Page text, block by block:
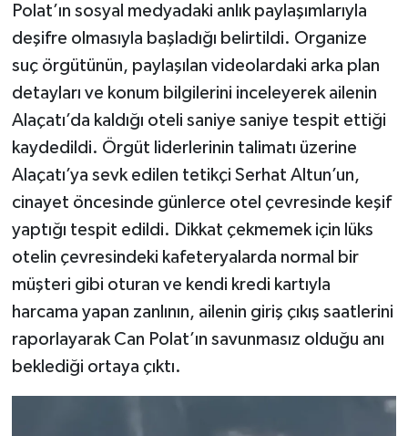
Polat’ın sosyal medyadaki anlık paylaşımlarıyla
deşifre olmasıyla başladığı belirtildi. Organize
suç örgütünün, paylaşılan videolardaki arka plan
detayları ve konum bilgilerini inceleyerek ailenin
Alaçatı’da kaldığı oteli saniye saniye tespit ettiği
kaydedildi. Örgüt liderlerinin talimatı üzerine
Alaçatı’ya sevk edilen tetikçi Serhat Altun’un,
cinayet öncesinde günlerce otel çevresinde keşif
yaptığı tespit edildi. Dikkat çekmemek için lüks
otelin çevresindeki kafeteryalarda normal bir
müşteri gibi oturan ve kendi kredi kartıyla
harcama yapan zanlının, ailenin giriş çıkış saatlerini
raporlayarak Can Polat’ın savunmasız olduğu anı
beklediği ortaya çıktı.